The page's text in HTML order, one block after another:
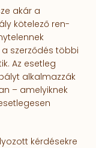
akár a
kötelező ren­
a szerződés többi
Az esetleg
alkalmazzák
– amelyiknek
kérdésekre